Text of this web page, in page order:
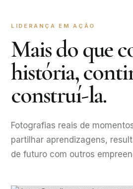
LIDERANÇA EM AÇÃO
Mais do que
história,
construí-la.
Fotografias reais de
partilhar aprendizagens,
de futuro com outros